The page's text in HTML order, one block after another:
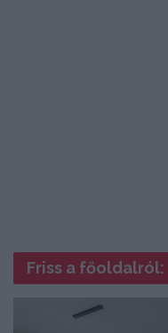
Friss a főoldalról: